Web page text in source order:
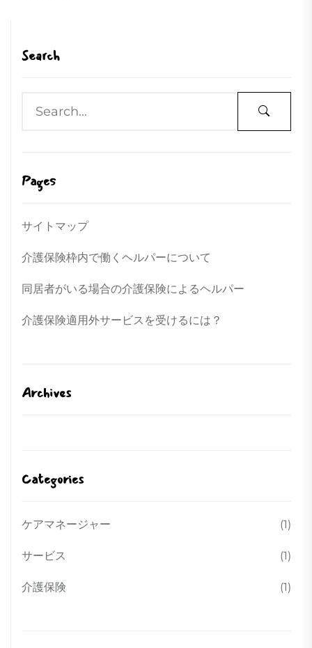
Search
Pages
サイトマップ
介護保険枠内で働くヘルパーについて
同居者がいる場合の介護保険によるヘルパー
介護保険適用外サービスを受けるには？
Archives
Categories
ケアマネージャー (1)
サービス (1)
介護保険 (1)